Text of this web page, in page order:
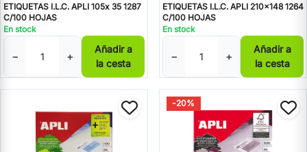
ETIQUETAS I.L.C. APLI 105x 35 1287
C/100 HOJAS
En stock
− +
Añadir a
la cesta
ETIQUETAS I.L.C. APLI 210x148 1264
C/100 HOJAS
En stock
− +
Añadir a
la cesta
-20%